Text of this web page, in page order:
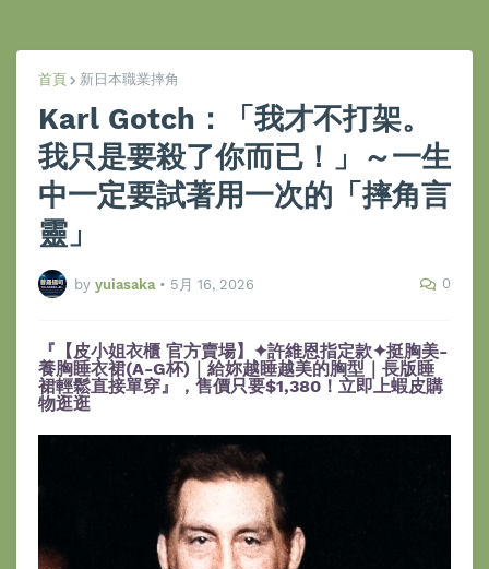
首頁 新日本職業摔角
Karl Gotch：「我才不打架。
我只是要殺了你而已！」～一生
中一定要試著用一次的「摔角言
靈」
by yuiasaka • 5月 16, 2026 0
『【皮小姐衣櫃 官方賣場】✦許維恩指定款✦挺胸美-
養胸睡衣裙(A-G杯)｜給妳越睡越美的胸型｜長版睡
裙輕鬆直接單穿』，售價只要$1,380！立即上蝦皮購
物逛逛